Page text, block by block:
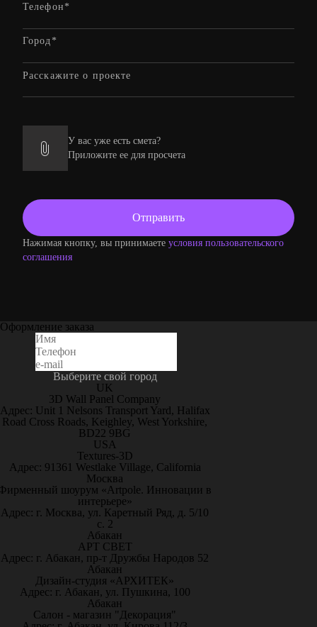
У вас уже есть смета?
Приложите ее для просчета
Нажимая кнопку, вы принимаете условия пользовательского
соглашения
Оформление заказа
Выберите свой город
UK
3D Wall Panel Company
Адрес: Unit 1 Nelsons Transport Yard, Halifax
Road Cross Roads, Keighley, West Yorkshire,
BD22 9BG
USA
Textures-3D
Адрес: 91361 Westlake Village, California
Москва
шоурум «Artpole. Инновации в
интерьере»
Адрес: г. Москва, ул. Каретный Ряд, д. 5/10
с. 2
Абакан
АРТ СВЕТ
Адрес: г. Абакан, пр-т Дружбы Народов 52
Абакан
Дизайн-студия «АРХИТЕК»
Адрес: г. Абакан, ул. Пушкина, 100
Абакан
Салон - магазин "Декорация"